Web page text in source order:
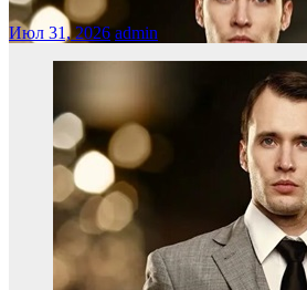
Июл 31, 2026 admin